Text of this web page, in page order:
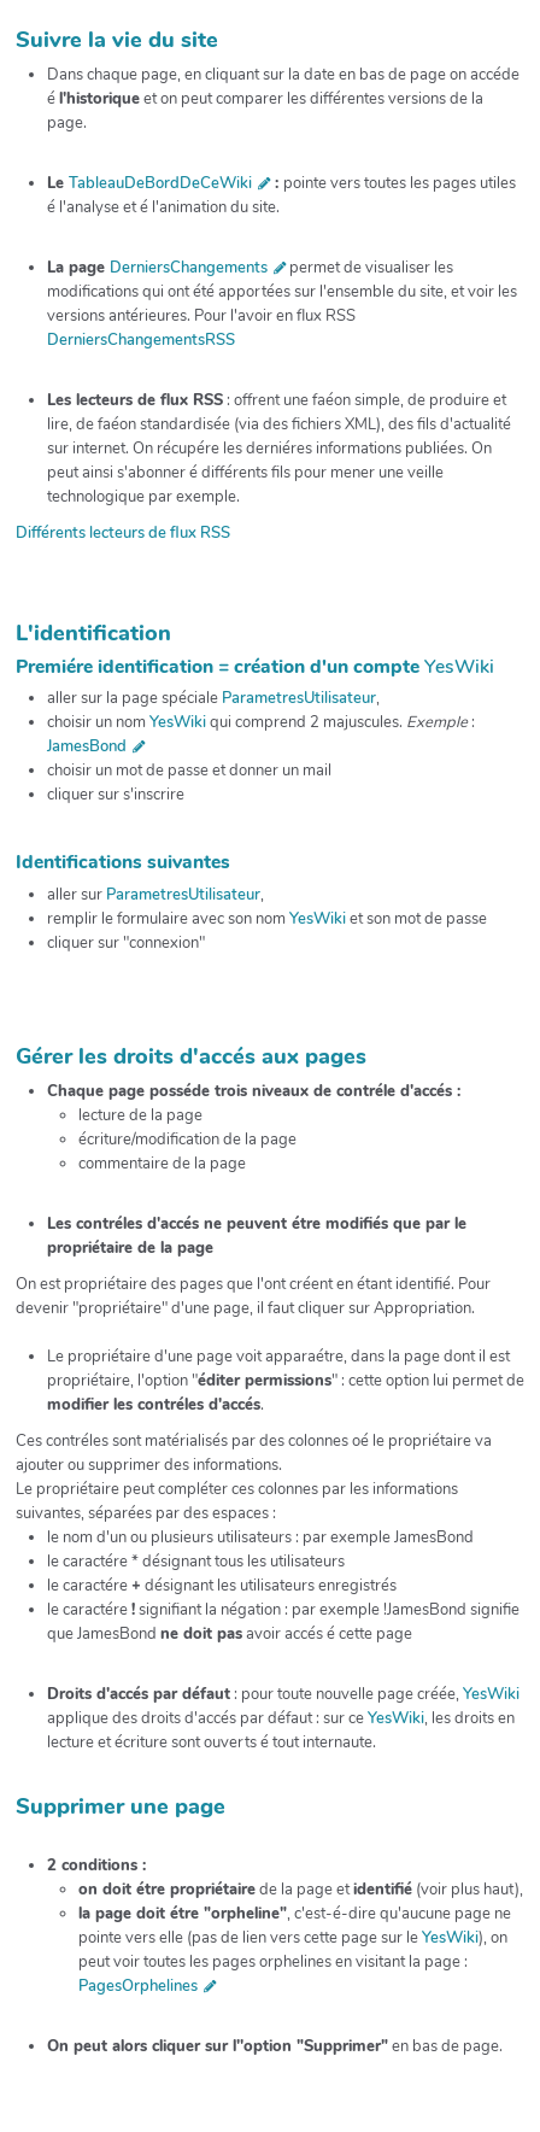
Suivre la vie du site
Dans chaque page, en cliquant sur la date en bas de page on accéde
él'historiqueet on peut comparer les différentes versions de la
page.
Le TableauDeBordDeCeWiki : pointe vers toutes les pages utiles
é l'analyse et é l'animation du site.
La page DerniersChangements
permet de visualiser les
modifications qui ont été apportées sur l'ensemble du site, et voir les
versions antérieures. Pour l'avoir en flux RSS
DerniersChangementsRSS
Les lecteurs de flux RSS : offrent une faéon simple, de produire et
lire, de faéon standardisée (via des fichiers XML), des fils d'actualité
sur internet. On récupére les derniéres informations publiées. On
peut ainsi s'abonner é différents fils pour mener une veille
technologique par exemple.
Différents lecteurs de flux RSS
L'identification
Premiére identification = création d'un compteYesWiki
aller sur la page spéciale ParametresUtilisateur,
choisir un nom YesWikiqui comprend 2 majuscules. Exemple:
JamesBond
choisir un mot de passe et donner un mail
cliquer sur s'inscrire
Identifications suivantes
aller sur ParametresUtilisateur,
remplir le formulaire avec son nom YesWikiet son mot de passe
cliquer sur "connexion"
Gérer les droits d'accés aux pages
Chaque page posséde trois niveaux de contréle d'accés :
lecture de la page
écriture/modification de la page
commentaire de la page
Les contréles d'accés ne peuvent étre modifiés que par le
propriétaire de la page
On est propriétaire des pages que l'ont créent en étant identifié. Pour
devenir "propriétaire" d'une page, il faut cliquer sur Appropriation.
Le propriétaire d'une page voit apparaétre, dans la page dont il est
propriétaire, l'option "éditer permissions" : cette option lui permet de
modifier les contréles d'accés.
Ces contréles sont matérialisés par des colonnes oé le propriétaire va
ajouter ou supprimer des informations.
Le propriétaire peut compléter ces colonnes par les informations
suivantes, séparées par des espaces :
le nom d'un ou plusieurs utilisateurs : par exemple JamesBond
le caractére* désignant tous les utilisateurs
le caractére+ désignant les utilisateurs enregistrés
le caractére!signifiant la négation : par exemple !JamesBond signifie
que JamesBond ne doit pasavoir accés é cette page
Droits d'accés par défaut : pour toute nouvelle page créée, YesWiki
applique des droits d'accés par défaut : sur ceYesWiki, les droits en
lecture et écriture sont ouverts é tout internaute.
Supprimer une page
2 conditions :
on doit étre propriétairede la page etidentifié (voir plus haut),
la page doit étre "orpheline", c'est-é-dire qu'aucune page ne
pointe vers elle (pas de lien vers cette page sur leYesWiki), on
peut voir toutes les pages orphelines en visitant la page :
PagesOrphelines
On peut alors cliquer sur l''option "Supprimer"en bas de page.